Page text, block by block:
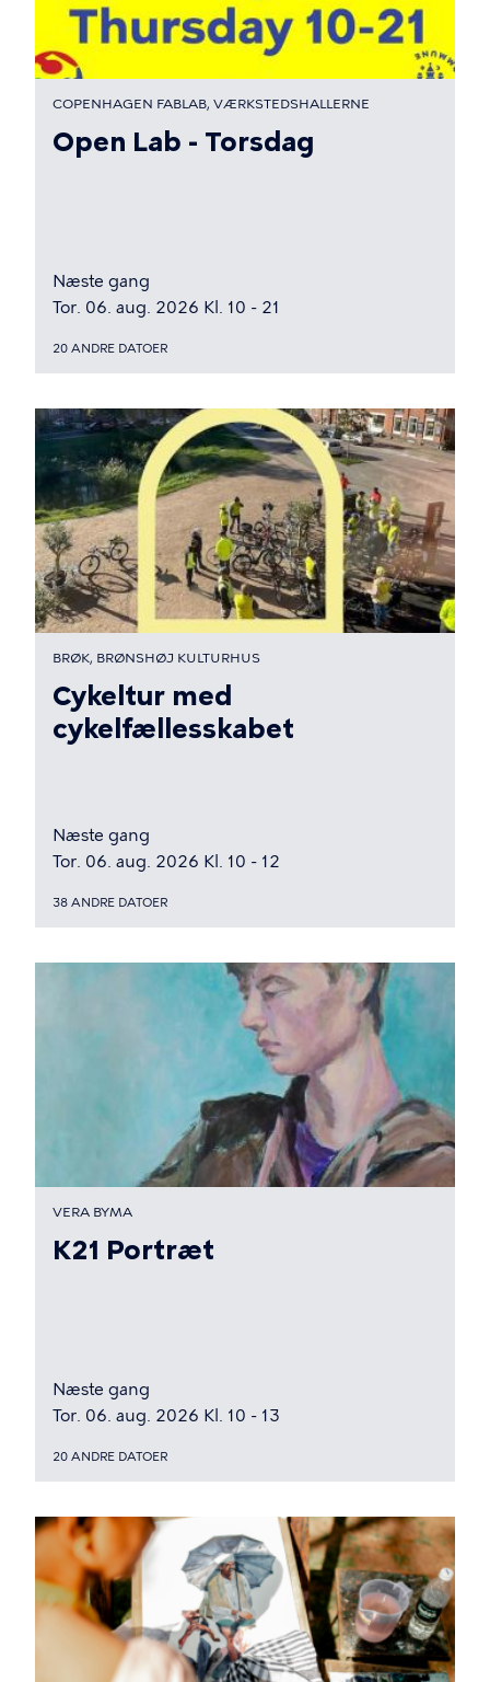
COPENHAGEN FABLAB, VÆRKSTEDSHALLERNE
Open Lab - Torsdag
Næste gang
Tor. 06. aug. 2026 Kl. 10 - 21
20 ANDRE DATOER
BRØK, BRØNSHØJ KULTURHUS
Cykeltur med
cykelfællesskabet
Næste gang
Tor. 06. aug. 2026 Kl. 10 - 12
38 ANDRE DATOER
VERA BYMA
K21 Portræt
Næste gang
Tor. 06. aug. 2026 Kl. 10 - 13
20 ANDRE DATOER